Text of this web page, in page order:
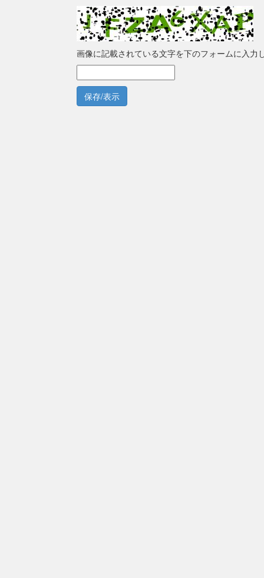
画像に記載されている文字を下のフォームに入力
保存/表示